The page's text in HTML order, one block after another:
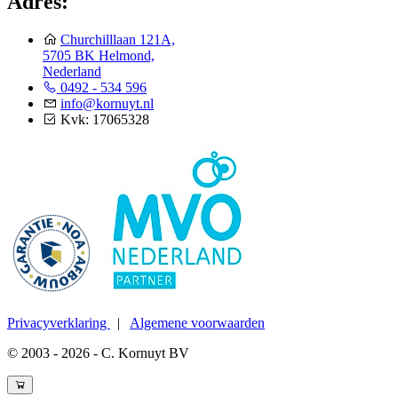
Churchilllaan 121A,
5705 BK Helmond,
Nederland
0492 - 534 596
info@kornuyt.nl
Kvk: 17065328
Privacyverklaring | Algemene voorwaarden
© 2003 - 2026 - C. Kornuyt BV